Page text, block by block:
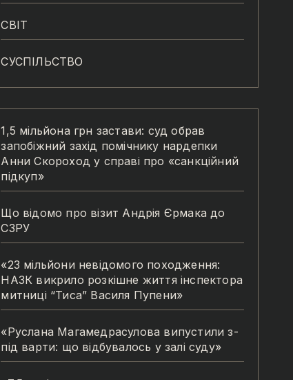
СВІТ
СУСПІЛЬСТВО
1,5 мільйона грн застави: суд обрав
запобіжний захід помічнику нардепки
Анни Скороход у справі про «санкційний
підкуп»
Що відомо про візит Андрія Єрмака до
СЗРУ
«23 мільйони невідомого походження:
НАЗК викрило розкішне життя інспектора
митниці “Тиса” Василя Пупени»
«Руслана Магамедрасулова випустили з-
під варти: що відбувалось у залі суду»